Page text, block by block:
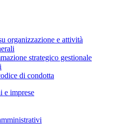
organizzazione e attività
strategico gestionale
di condotta
e imprese